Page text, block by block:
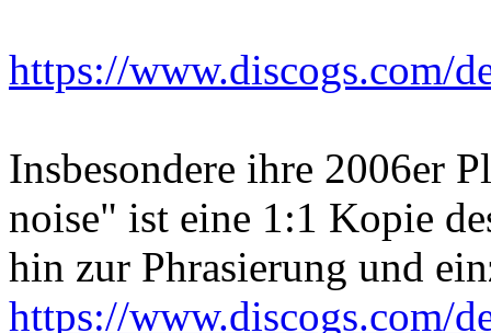
https://www.discogs.com/
Insbesondere ihre 2006er
noise" ist eine 1:1 Kopie
hin zur Phrasierung und
https://www.discogs.com/